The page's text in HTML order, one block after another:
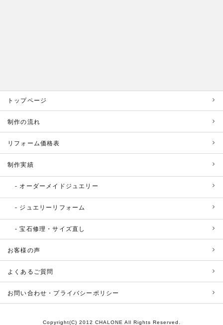
トップページ
制作の流れ
リフォーム価格表
制作実績
オーダーメイドジュエリー
ジュエリーリフォーム
宝石修理・サイズ直し
お客様の声
よくあるご質問
お問い合わせ・プライバシーポリシー
Copyright(C) 2012 CHALONE All Rights Reserved.